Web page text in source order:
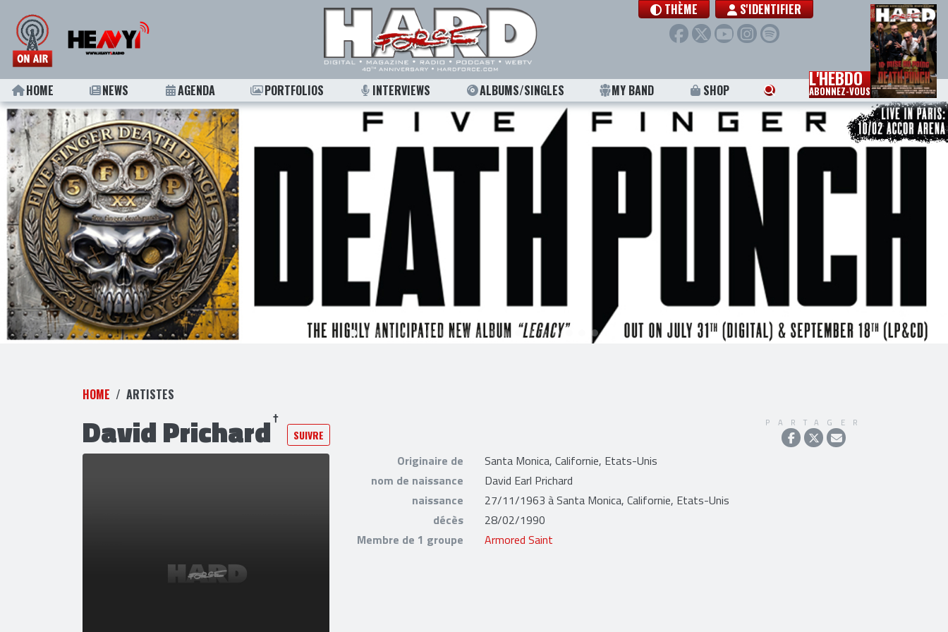
THÈME S'IDENTIFIER
HOME NEWS AGENDA PORTFOLIOS INTERVIEWS ALBUMS/SINGLES MY BAND SHOP L'HEBDO
ABONNEZ-VOUS
HOME ARTISTES
David Prichard SUIVRE
PARTAGER
Originaire de
Santa Monica, Californie, Etats-Unis
nom de naissance
David Earl Prichard
naissance
27/11/1963 à Santa Monica, Californie, Etats-Unis
décès
28/02/1990
Membre de 1 groupe
Armored Saint